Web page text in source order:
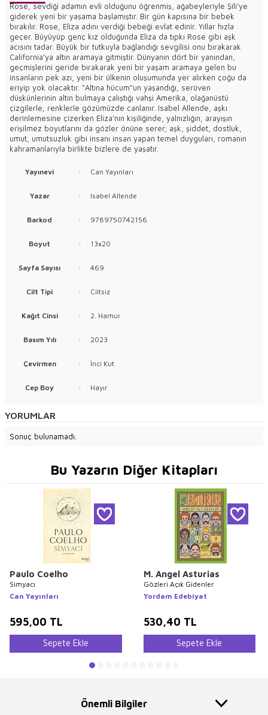
Rose, sevdiği adamın evli olduğunu öğrenmiş, ağabeyleriyle Şili’ye
giderek yeni bir yaşama başlamıştır. Bir gün kapısına bir bebek
bırakılır. Rose, Eliza adını verdiği bebeği evlat edinir. Yıllar hızla
geçer. Büyüyüp genç kız olduğunda Eliza da tıpkı Rose gibi aşk
acısını tadar. Büyük bir tutkuyla bağlandığı sevgilisi onu bırakarak
California’ya altın aramaya gitmiştir. Dünyanın dört bir yanından,
geçmişlerini geride bırakarak yeni bir yaşam aramaya gelen bu
insanların pek azı, yeni bir ülkenin oluşumunda yer alırken çoğu da
eriyip yok olacaktır. "Altına hücum"un yaşandığı, serüven
düşkünlerinin altın bulmaya çalıştığı vahşi Amerika, olağanüstü
çizgilerle, renklerle gözümüzde canlanır. Isabel Allende, aşkı
derinlemesine çizerken Eliza’nın kişiliğinde, yalnızlığın, arayışın
erişilmez boyutlarını da gözler önüne serer; aşk, şiddet, dostluk,
umut, umutsuzluk gibi insanı insan yapan temel duyguları, romanın
kahramanlarıyla birlikte bizlere de yaşatır.
Yayınevi : Can Yayınları
Yazar : Isabel Allende
Barkod : 9789750742156
Boyut : 13x20
Sayfa Sayısı : 469
Cilt Tipi : Ciltsiz
Kağıt Cinsi : 2. Hamur
Basım Yılı : 2023
Çevirmen : İnci Kut
Cep Boy : Hayır
YORUMLAR
Sonuç bulunamadı.
Bu Yazarın Diğer Kitapları
Paulo Coelho
Simyacı
Can Yayınları
595,00 TL
Sepete Ekle
M. Angel Asturias
Gözleri Açık Gidenler
Yordam Edebiyat
530,40 TL
Sepete Ekle
Önemli Bilgiler